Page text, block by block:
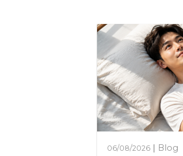
06/08/2026 | Blog